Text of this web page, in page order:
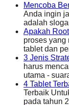
Mencoba
Anda ingin
adalah
Apakah
proses yang
tablet dan
3 Jenis
harus
utama -
4 Tablet
Terbaik
pada tahun